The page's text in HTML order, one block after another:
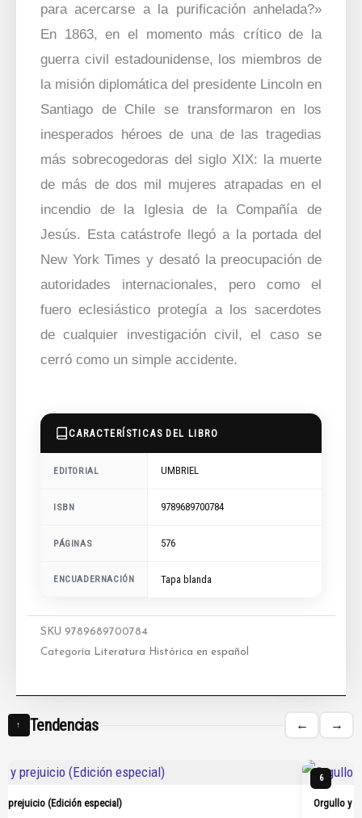
para acercarse a la purificación anhelada?»
En 1863, en el momento más crítico de la
guerra civil estadounidense, los miembros de
la misión diplomática del presidente Lincoln en
Santiago de Chile se transformaron en los
inesperados héroes de una de las tragedias
más sobrecogedoras del siglo XIX: la muerte
de más de dos mil mujeres atrapadas en el
incendio de la Iglesia de la Compañía de
Jesús. Esta catástrofe llegó a la portada del
New York Times y desató la preocupación de
autoridades internacionales, pero como el
fuero eclesiástico protegía a los sacerdotes
de cualquier investigación civil, el caso se
cerró como un simple accidente.
CARACTERÍSTICAS DEL LIBRO
EDITORIAL UMBRIEL
ISBN 9789689700784
PÁGINAS 576
ENCUADERNACIÓN Tapa blanda
SKU 9789689700784
Categoría
Literatura Histórica en español
↑ Tendencias ← →
prejuicio (Edición especial)
6
Orgullo y